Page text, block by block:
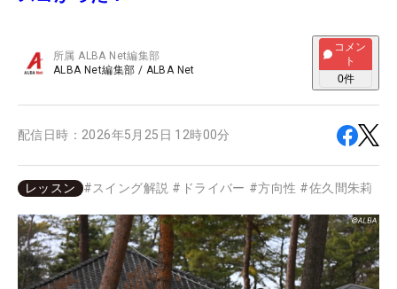
所属ALBA Net編集部
ALBA Net編集部 / ALBA Net
コメン
ト
0件
配信日時： 2026年5月25日 12時00分
レッスン #スイング解説 # ドライバー #方向性 #佐久間朱莉